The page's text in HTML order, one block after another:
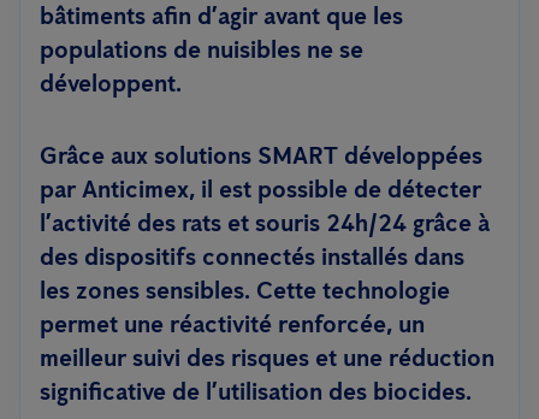
bâtiments afin d’agir avant que les
populations de nuisibles ne se
développent.
Grâce aux solutions SMART développées
par Anticimex, il est possible de détecter
l’activité des rats et souris 24h/24 grâce à
des dispositifs connectés installés dans
les zones sensibles. Cette technologie
permet une réactivité renforcée, un
meilleur suivi des risques et une réduction
significative de l’utilisation des biocides.